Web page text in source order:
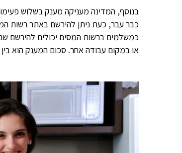
בנוסף, המדינה מעניקה מענק בשלוש
כבר עבר, כעת ניתן להירשם באתר רשות
כמשלמים ברשות המסים יכולים להירשם
או במקום עבודה אחר. סכום המענק הוא בין 875 ₪ ל-1,875 ₪ לעובד לחודש.